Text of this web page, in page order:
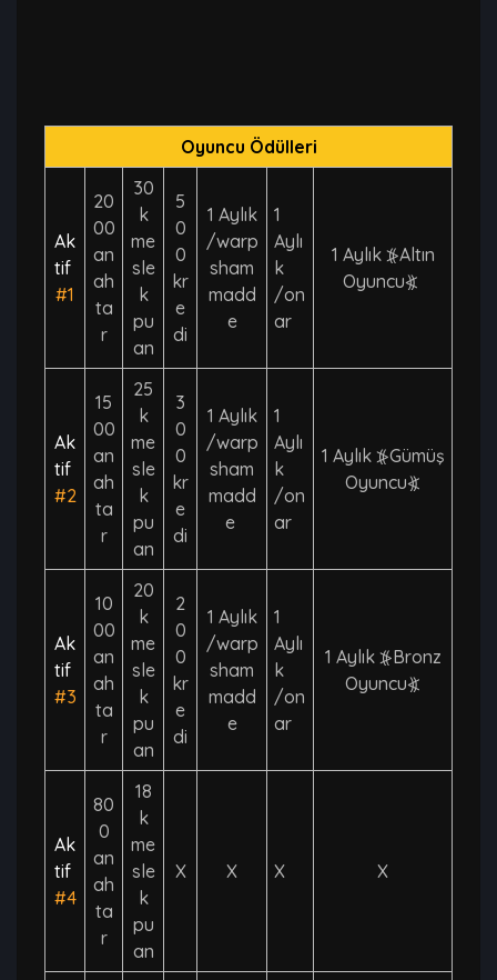
Oyuncu Ödülleri
Ak
tif
#1
20
00
an
ah
ta
r
30
k
me
sle
k
pu
an
5
0
0
kr
e
di
1 Aylık
/warp
sham
madd
e
1
Aylı
k
/on
ar
1 Aylık ⦕Altın
Oyuncu⦖
Ak
tif
#2
15
00
an
ah
ta
r
25
k
me
sle
k
pu
an
3
0
0
kr
e
di
1 Aylık
/warp
sham
madd
e
1
Aylı
k
/on
ar
1 Aylık ⦕Gümüş
Oyuncu⦖
Ak
tif
#3
10
00
an
ah
ta
r
20
k
me
sle
k
pu
an
2
0
0
kr
e
di
1 Aylık
/warp
sham
madd
e
1
Aylı
k
/on
ar
1 Aylık ⦕Bronz
Oyuncu⦖
Ak
tif
#4
80
0
an
ah
ta
r
18
k
me
sle
k
pu
an
X X X X